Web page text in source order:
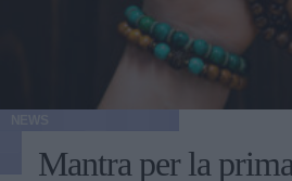
Mantra per la